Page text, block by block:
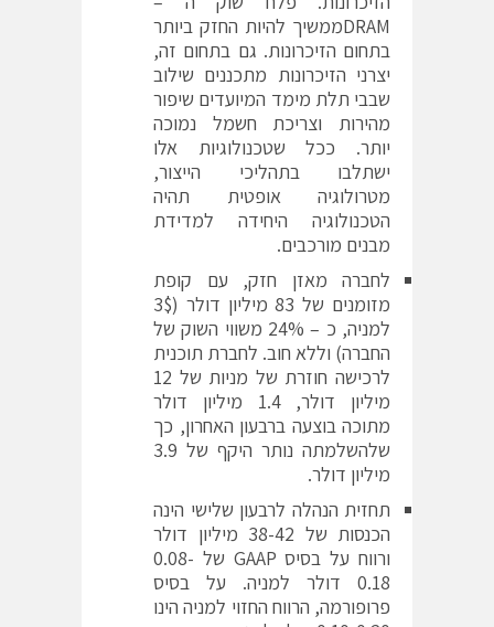
DRAMממשיך להיות החזק ביותר
בתחום הזיכרונות. גם בתחום זה,
יצרני הזיכרונות מתכננים שילוב
שבבי תלת מימד המיועדים שיפור
מהירות וצריכת חשמל נמוכה
יותר. ככל שטכנולוגיות אלו
ישתלבו בתהליכי הייצור,
מטרולוגיה אופטית תהיה
הטכנולוגיה היחידה למדידת
מבנים מורכבים.
לחברה מאזן חזק, עם קופת
מזומנים של 83 מיליון דולר (3$
למניה, כ – 24% משווי השוק של
החברה) וללא חוב. לחברת תוכנית
לרכישה חוזרת של מניות של 12
מיליון דולר, 1.4 מיליון דולר
מתוכה בוצעה ברבעון האחרון, כך
שלהשלמתה נותר היקף של 3.9
מיליון דולר.
תחזית הנהלה לרבעון שלישי הינה
הכנסות של 38-42 מיליון דולר
ורווח על בסיס GAAP של 0.08-
0.18 דולר למניה. על בסיס
פרופורמה, הרווח החזוי למניה הינו